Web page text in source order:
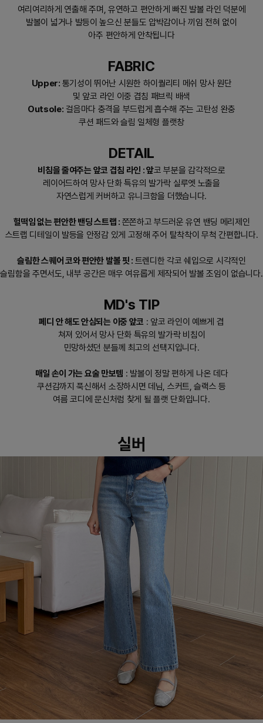
여리여리하게 연출해 주며, 유연하고 편안하게 빠진 발볼 라인 덕분에
발볼이 넓거나 발등이 높으신 분들도 압박감이나 끼임 전혀 없이
아주 편안하게 안착됩니다
FABRIC
Upper: 통기성이 뛰어난 시원한 하이퀄리티 메쉬 망사 원단
및 앞코 라인 이중 겹침 패브릭 배색
Outsole: 걸음마다 충격을 부드럽게 흡수해 주는 고탄성 완충
쿠션 패드와 슬림 일체형 플랫창
DETAIL
비침을 줄여주는 앞코 겹침 라인 : 앞코 부분을 감각적으로
레이어드하여 망사 단화 특유의 발가락 실루엣 노출을
자연스럽게 커버하고 유니크함을 더했습니다.
헐떡임 없는 편안한 밴딩 스트랩 : 쫀쫀하고 부드러운 유연 밴딩 메리제인
스트랩 디테일이 발등을 안정감 있게 고정해 주어 탈착착이 무척 간편합니다.
슬림한 스퀘어 코와 편안한 발볼 핏 : 트렌디한 각코 쉐입으로 시각적인
슬림함을 주면서도, 내부 공간은 매우 여유롭게 제작되어 발볼 조임이 없습니다.
MD's TIP
페디 안 해도 안심되는 이중 앞코 : 앞코 라인이 예쁘게 겹
쳐져 있어서 망사 단화 특유의 발가락 비침이
민망하셨던 분들께 최고의 선택지입니다.
매일 손이 가는 요술 만보템 : 발볼이 정말 편하게 나온 데다
쿠션감까지 푹신해서 소장하시면 데님, 스커트, 슬랙스 등
여름 코디에 문신처럼 찾게 될 플랫 단화입니다.
실버